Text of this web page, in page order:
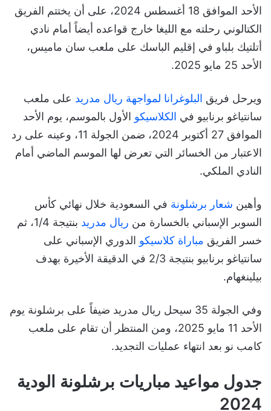
الأحد الموافق 18 أغسطس 2024، على أن يختتم الفريق
الكتالوني رحلته مع الليغا خارج قواعده أيضاً أمام نادي
أتلتيك بلباو في إقليم الباسك على ملعب سان ماميس،
الأحد 25 مايو 2025.
ويرحل فريق البلوغرانا لمواجهة ريال مدريد على ملعب
سانتياغو برنابيو في الكلاسيكو الأول بالموسم، يوم الأحد
الموافق 27 أكتوبر 2024، ضمن الجولة 11، وعينه على رد
الاعتبار من الخسائر التي تعرض لها الموسم الماضي أمام
النادي الملكي.
وأهين شعار برشلونة في السعودية خلال نهائي كأس
السوبر الإسباني بالخسارة من ريال مدريد
بنتيجة 1/4، ثم
خسر الفريق مباراة كلاسيكو الدوري الإسباني على
سانتياغو برنابيو بنتيجة 2/3 في الدقيقة الأخيرة بهدف
بيلينغهام.
وفي الجولة 35 سيحل ريال مدريد ضيفاً على برشلونة يوم
الأحد
مايو
2025، ومن المنتظر أن تقام على ملعب
كامب نو بعد انتهاء عمليات التجديد.
جدول مواعيد مباريات برشلونة الودية
2024